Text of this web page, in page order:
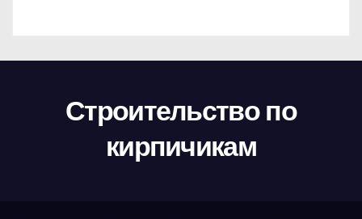
Строительство по
кирпичикам